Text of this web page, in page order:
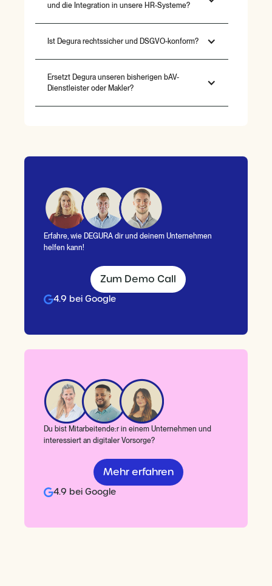
und die Integration in unsere HR-Systeme?
Ist Degura rechtssicher und DSGVO-konform?
Ersetzt Degura unseren bisherigen bAV-
Dienstleister oder Makler?
Erfahre, wie DEGURA dir und deinem Unternehmen
helfen kann!
Zum Demo Call
4.9 bei Google
Du bist Mitarbeitende:r in einem Unternehmen und
interessiert an digitaler Vorsorge?
Mehr erfahren
4.9 bei Google